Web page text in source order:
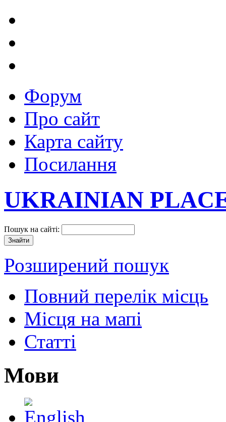
Форум
Про сайт
Карта сайту
Посилання
UKRAINIAN
Пошук на сайті:
Розширений пошук
Повний перелік місць
Місця на мапі
Статті
Мови